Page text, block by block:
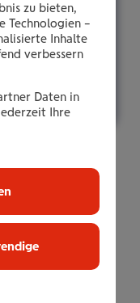
sichern Sie
oder
Sie genau
zu bieten,
Technologien –
Inhalte
verbessern
Daten in
Ihre